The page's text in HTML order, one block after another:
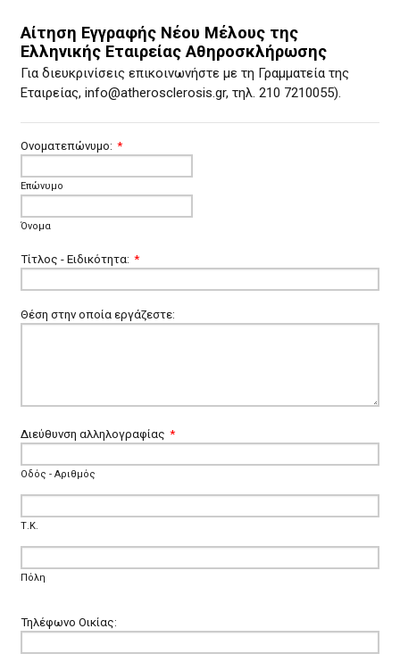
Αίτηση Εγγραφής Νέου Μέλους της
Ελληνικής Εταιρείας Αθηροσκλήρωσης
Για διευκρινίσεις επικοινωνήστε με τη Γραμματεία της
Εταιρείας, info@atherosclerosis.gr, τηλ. 210 7210055).
Ονοματεπώνυμο: *
Επώνυμο
Όνομα
Τίτλος - Ειδικότητα: *
Θέση στην οποία εργάζεστε:
Διεύθυνση αλληλογραφίας *
Οδός - Αριθμός
Τ.Κ.
Πόλη
Τηλέφωνο Οικίας: